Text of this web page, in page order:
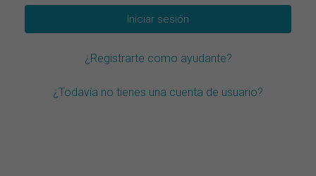
¿Registrarte como ayudante?
¿Todavía no tienes una cuenta de usuario?
Italiano